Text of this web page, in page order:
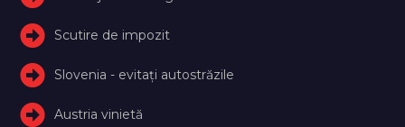
Scutire de impozit
Slovenia - evitați autostrăzile
Austria vinietă